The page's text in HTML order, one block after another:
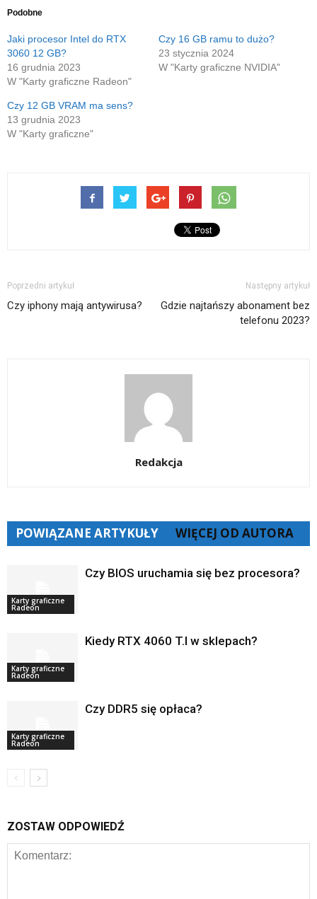
w
nowym
Podobne
Jaki procesor Intel do RTX
3060 12 GB?
16 grudnia 2023
W "Karty graficzne Radeon"
Czy 16 GB ramu to dużo?
23 stycznia 2024
W "Karty graficzne NVIDIA"
Czy 12 GB VRAM ma sens?
13 grudnia 2023
W "Karty graficzne"
Poprzedni artykuł
Czy iphony mają antywirusa?
Następny artykuł
Gdzie najtańszy abonament bez
telefonu 2023?
Redakcja
POWIĄZANE ARTYKUŁY WIĘCEJ OD AUTORA
Karty graficzne
Radeon
Czy BIOS uruchamia się bez procesora?
Karty graficzne
Radeon
Kiedy RTX 4060 T.I w sklepach?
Karty graficzne
Radeon
Czy DDR5 się opłaca?
ZOSTAW ODPOWIEDŹ